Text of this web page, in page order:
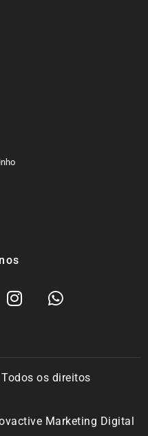
os direitos
Marketing Digital